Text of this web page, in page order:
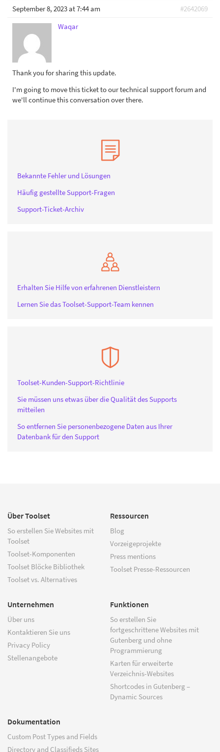
September 8, 2023 at 7:44 am
#2642069
Waqar
Thank you for sharing this update.
I'm going to move this ticket to our technical support forum and
we'll continue this conversation over there.
Bekannte Fehler und Lösungen
Häufig gestellte Support-Fragen
Support-Ticket-Archiv
Erhalten Sie Hilfe von erfahrenen Dienstleistern
Lernen Sie das Toolset-Support-Team kennen
Toolset-Kunden-Support-Richtlinie
Sie müssen uns etwas über die Qualität des Supports
mitteilen
So entfernen Sie personenbezogene Daten aus Ihrer
Datenbank für den Support
Über Toolset
So erstellen Sie Websites mit
Toolset
Toolset-Komponenten
Toolset Blöcke Bibliothek
Toolset vs. Alternatives
Ressourcen
Blog
Vorzeigeprojekte
Press mentions
Toolset Presse-Ressourcen
Unternehmen
Über uns
Kontaktieren Sie uns
Privacy Policy
Stellenangebote
Funktionen
So erstellen Sie
fortgeschrittene Websites mit
Gutenberg und ohne
Programmierung
Karten für erweiterte
Verzeichnis-Websites
Shortcodes in Gutenberg –
Dynamic Sources
Dokumentation
Custom Post Types and Fields
Directory and Classifieds Sites